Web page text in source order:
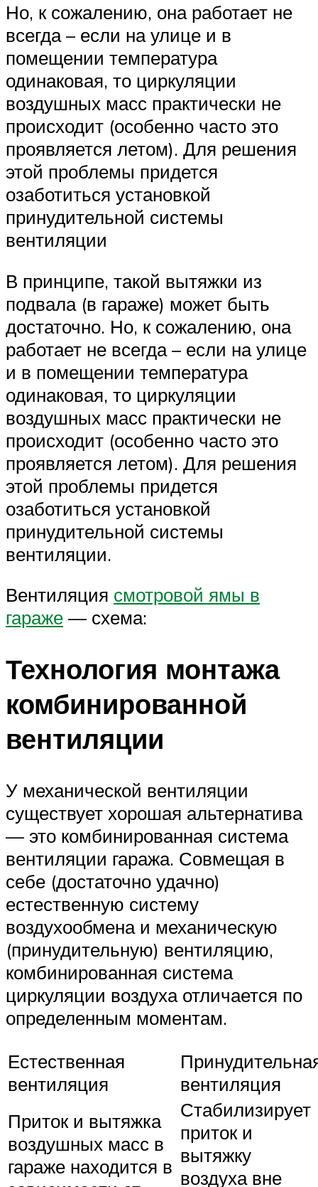
Но, к сожалению, она работает не
всегда – если на улице и в
помещении температура
одинаковая, то циркуляции
воздушных масс практически не
происходит (особенно часто это
проявляется летом). Для решения
этой проблемы придется
озаботиться установкой
принудительной системы
вентиляции
В принципе, такой вытяжки из
подвала (в гараже) может быть
достаточно. Но, к сожалению, она
работает не всегда – если на улице
и в помещении температура
одинаковая, то циркуляции
воздушных масс практически не
происходит (особенно часто это
проявляется летом). Для решения
этой проблемы придется
озаботиться установкой
принудительной системы
вентиляции.
Вентиляция смотровой ямы в
гараже — схема:
Технология монтажа
комбинированной
вентиляции
У механической вентиляции
существует хорошая альтернатива
— это комбинированная система
вентиляции гаража. Совмещая в
себе (достаточно удачно)
естественную систему
воздухообмена и механическую
(принудительную) вентиляцию,
комбинированная система
циркуляции воздуха отличается по
определенным моментам.
Естественная
вентиляция
вентиляция
Приток и вытяжка
воздушных масс в
гараже находится в
Стабилизирует
приток и
вытяжку
воздуха вне